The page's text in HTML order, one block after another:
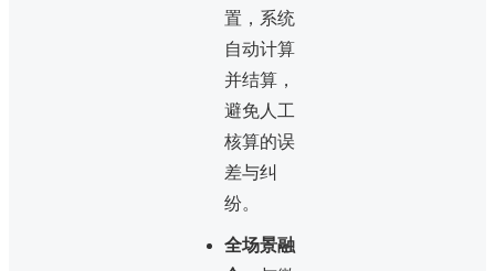
置，系统
自动计算
并结算，
避免人工
核算的误
差与纠
纷。
全场景融